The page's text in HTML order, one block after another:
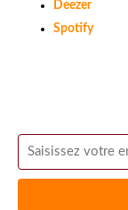
Deezer
Spotify